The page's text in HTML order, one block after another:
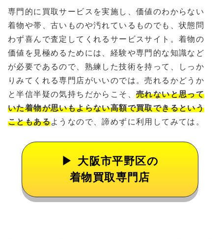
専門的に買取サービスを実施し、価値のわからない
着物や帯、古いものや汚れているものでも、状態問
わず喜んで査定してくれるサービスサイト。着物の
価値を見極めるためには、経験や専門的な知識など
が必要であるので、熟練した技術を持って、しっか
りみてくれる専門店がいいのでは。売れるかどうか
と半信半疑の気持ちだからこそ、 売れないと思って
いた着物が思いもよらない高額で買取できるという
こともあるようなので、諦めずに利用してみては。
大阪市平野区の
着物買取専門店